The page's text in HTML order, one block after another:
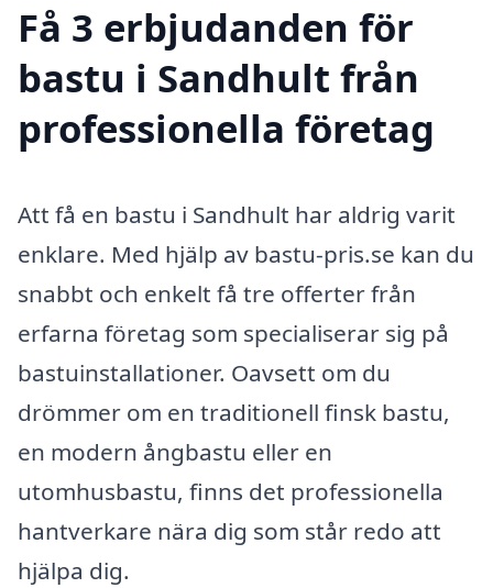
Få 3 erbjudanden för
bastu i Sandhult från
professionella företag
Att få en bastu i Sandhult har aldrig varit
enklare. Med hjälp av bastu-pris.se kan du
snabbt och enkelt få tre offerter från
erfarna företag som specialiserar sig på
bastuinstallationer. Oavsett om du
drömmer om en traditionell finsk bastu,
en modern ångbastu eller en
utomhusbastu, finns det professionella
hantverkare nära dig som står redo att
hjälpa dig.